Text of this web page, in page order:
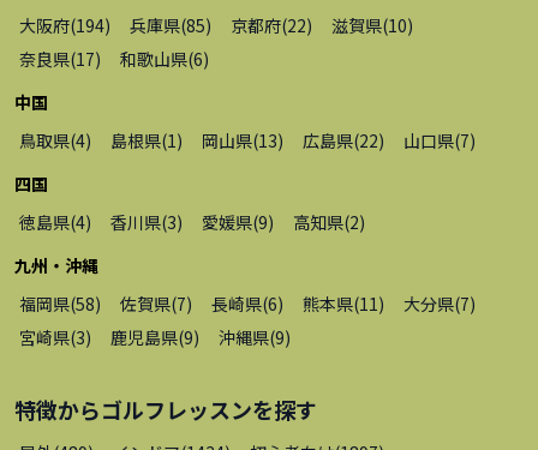
大阪府(194) 兵庫県(85) 京都府(22) 滋賀県(10)
奈良県(17) 和歌山県(6)
中国
鳥取県(4) 島根県(1) 岡山県(13) 広島県(22) 山口県(7)
四国
徳島県(4) 香川県(3) 愛媛県(9) 高知県(2)
九州・沖縄
福岡県(58) 佐賀県(7) 長崎県(6) 熊本県(11) 大分県(7)
宮崎県(3) 鹿児島県(9) 沖縄県(9)
特徴からゴルフレッスンを探す